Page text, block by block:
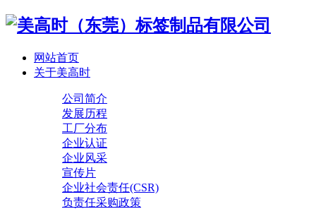
网站首页
关于美高时
公司简介
发展历程
工厂分布
企业认证
企业风采
宣传片
企业社会责任(CSR)
负责任采购政策